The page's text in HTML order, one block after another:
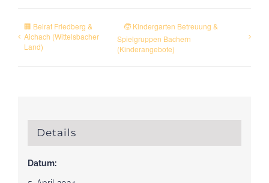
🏢 Beirat Friedberg &
Aichach (Wittelsbacher
Land)
🧒 Kindergarten Betreuung &
Spielgruppen Bachern
(Kinderangebote)
Details
Datum: